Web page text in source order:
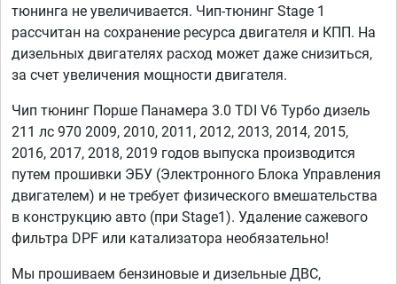
тюнинга не увеличивается. Чип-тюнинг Stage 1
рассчитан на сохранение ресурса двигателя и КПП. На
дизельных двигателях расход может даже снизиться,
за счет увеличения мощности двигателя.
Чип тюнинг Порше Панамера 3.0 TDI V6 Турбо дизель
211 лс 970 2009, 2010, 2011, 2012, 2013, 2014, 2015,
2016, 2017, 2018, 2019 годов выпуска производится
путем прошивки ЭБУ (Электронного Блока Управления
двигателем) и не требует физического вмешательства
в конструкцию авто (при Stage1). Удаление сажевого
фильтра DPF или катализатора необязательно!
Мы прошиваем бензиновые и дизельные ДВС,